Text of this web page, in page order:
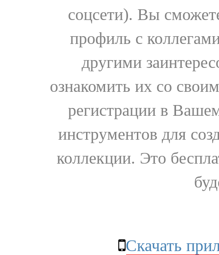
соцсети). Вы
профиль с
другими
ознакомить их со
регистрации в
инструментов для
коллекции. Это
Скачать